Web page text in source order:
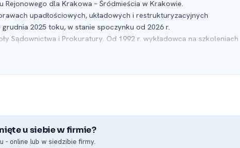
dla Krakowa – Śródmieścia w Krakowie.
upadłościowych, układowych i restrukturyzacyjnych
2025 toku, w stanie spoczynku od 2026 r.
Sądownictwa i Prokuratury. Od 1992 r. wykładowca na szkoleniach
Radców Prawnych w Krakowie i Warszawie, Okręgową Radą
Okręgową Izbą Notarialną w Krakowie prowadząc zajęcia
u siebie w firmie?
-⁠ online lub w siedzibie firmy.